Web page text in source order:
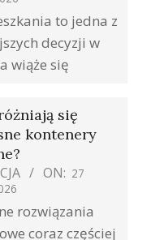
to jedna z
decyzji w
wiąże się
się
kontenery
ON: 27
rozwiązania
coraz częściej